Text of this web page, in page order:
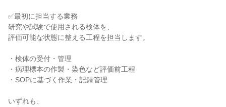
✅最初に担当する業務
研究や試験で使用される検体を、
評価可能な状態に整える工程を担当します。
・検体の受付・管理
・病理標本の作製・染色など評価前工程
・SOPに基づく作業・記録管理
いずれも、